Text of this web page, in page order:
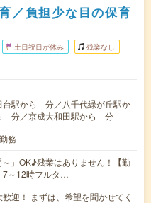
／負担少な目の保育
土日祝日が休み 残業なし
駅から---分／八千代緑が丘駅か
分／京成大和田駅から---分
務
」OK♪残業はありません！【勤
～12時フルタ…
歓迎！ まずは、希望を聞かせてく